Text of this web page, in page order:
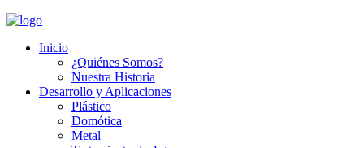
Inicio
¿Quiénes Somos?
Nuestra Historia
Desarrollo y Aplicaciones
Plástico
Domótica
Metal